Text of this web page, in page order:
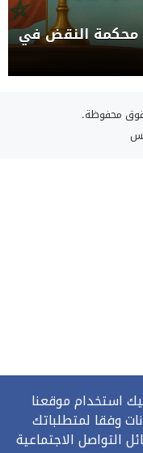
محكمة النقض في
استخدام موقعنا
وفقا لمتطلباتك
التواصل الاجتماعية